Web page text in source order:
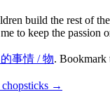
build the rest of
to keep the passion
事情 / 物. Bookmark
→